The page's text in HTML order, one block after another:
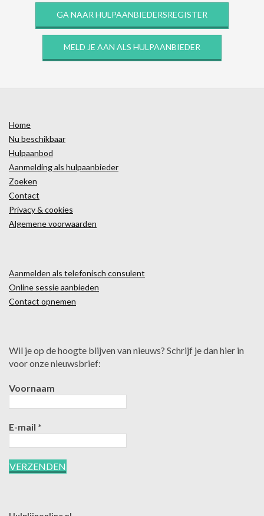
GA NAAR HULPAANBIEDERSREGISTER
MELD JE AAN ALS HULPAANBIEDER
Home
Nu beschikbaar
Hulpaanbod
Aanmelding als hulpaanbieder
Zoeken
Contact
Privacy & cookies
Algemene voorwaarden
Aanmelden als telefonisch consulent
Online sessie aanbieden
Contact opnemen
Wil je op de hoogte blijven van nieuws? Schrijf je dan hier in
voor onze nieuwsbrief:
Voornaam
E-mail *